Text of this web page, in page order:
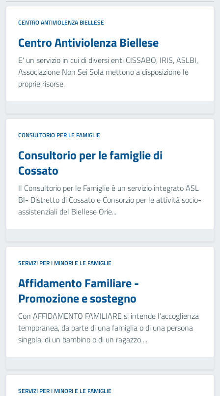
CENTRO ANTIVIOLENZA BIELLESE
Centro Antiviolenza Biellese
E' un servizio in cui di diversi enti CISSABO, IRIS, ASLBI,
Associazione Non Sei Sola mettono a disposizione le
proprie risorse.
CONSULTORIO PER LE FAMIGLIE
Consultorio per le famiglie di
Cossato
Il Consultorio per le Famiglie è un servizio integrato ASL
BI- Distretto di Cossato e Consorzio per le attività socio-
assistenziali del Biellese Orie...
SERVIZI PER I MINORI E LE FAMIGLIE
Affidamento Familiare -
Promozione e sostegno
Con AFFIDAMENTO FAMILIARE si intende l’accoglienza
temporanea, da parte di una famiglia o di una persona
singola, di un bambino o di un ragazzo ...
SERVIZI PER I MINORI E LE FAMIGLIE